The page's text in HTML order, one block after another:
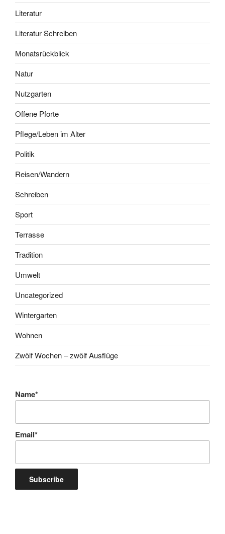
Literatur
Literatur Schreiben
Monatsrückblick
Natur
Nutzgarten
Offene Pforte
Pflege/Leben im Alter
Politik
Reisen/Wandern
Schreiben
Sport
Terrasse
Tradition
Umwelt
Uncategorized
Wintergarten
Wohnen
Zwölf Wochen – zwölf Ausflüge
Name*
Email*